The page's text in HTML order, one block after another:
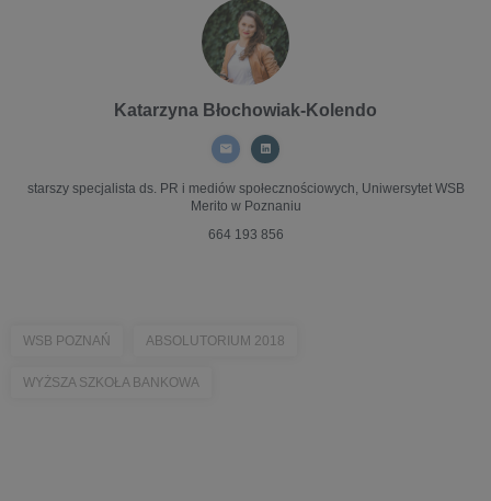
Katarzyna Błochowiak-Kolendo
starszy specjalista ds. PR i mediów społecznościowych, Uniwersytet WSB
Merito w Poznaniu
664 193 856
WSB POZNAŃ ABSOLUTORIUM 2018
WYŻSZA SZKOŁA BANKOWA